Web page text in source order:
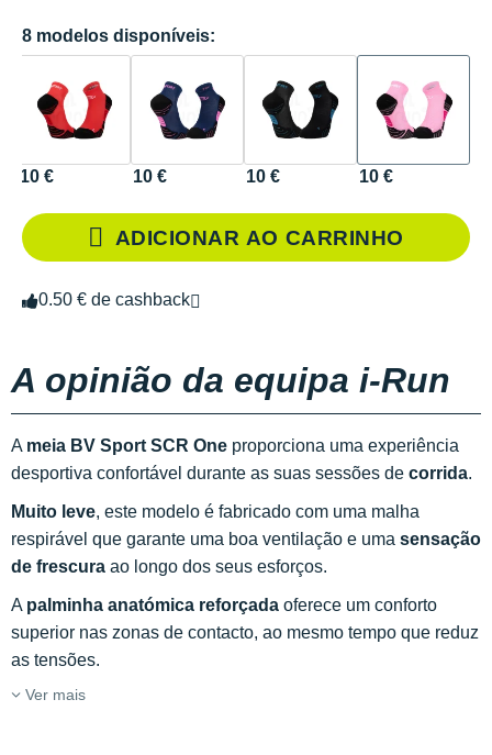
8 modelos disponíveis:
10 € 10 € 10 € 10 €
ADICIONAR AO CARRINHO
0.50 € de cashback
A opinião da equipa i-Run
A meia BV Sport SCR One proporciona uma experiência
desportiva confortável durante as suas sessões de corrida.
Muito leve, este modelo é fabricado com uma malha
respirável que garante uma boa ventilação e uma sensação
de frescura ao longo dos seus esforços.
A palminha anatómica reforçada oferece um conforto
superior nas zonas de contacto, ao mesmo tempo que reduz
as tensões.
Ver mais